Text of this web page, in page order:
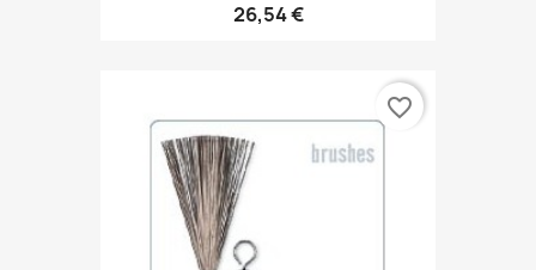
26,54 €
favorite_border